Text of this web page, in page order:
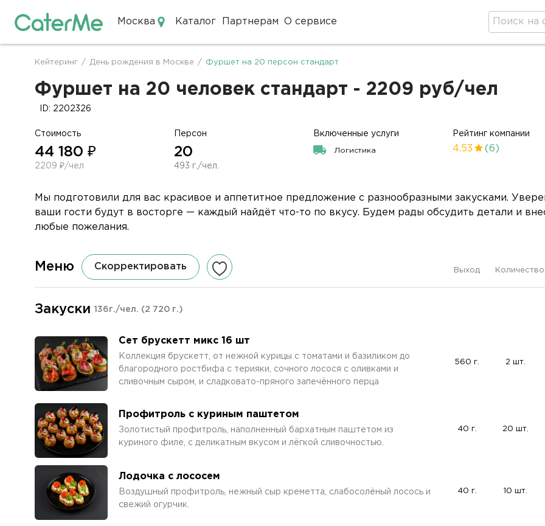
Москва Каталог Партнерам О сервисе
Строка
навигации
Кейтеринг / День рождения в Москве / Фуршет на 20 персон стандарт
Фуршет на 20 человек стандарт - 2209 руб/чел
ID: 2202326
Стоимость
44 180 ₽
2209 ₽/чел
Персон
20
493 г./чел.
Включенные услуги
Логистика
Рейтинг компании
4.53 (6)
Мы подготовили для вас красивое и аппетитное предложение с разнообразными закусками.
ваши гости будут в восторге — каждый найдёт что-то по вкусу. Будем рады обсудить детали и
любые пожелания.
Меню Скорректировать Выход Количество
Закуски 136г./чел. (2 720 г.)
Сет брускетт микс 16 шт
Коллекция брускетт, от нежной курицы с томатами и базиликом до
благородного ростбифа с терияки, сочного лосося с оливками и
сливочным сыром, и сладковато-пряного запечённого перца
560 г. 2 шт.
Профитроль с куриным паштетом
Золотистый профитроль, наполненный бархатным паштетом из
куриного филе, с деликатным вкусом и лёгкой сливочностью.
40 г. 20 шт.
Лодочка с лососем
Воздушный профитроль, нежный сыр креметта, слабосолёный лосось и
свежий огурчик.
40 г. 10 шт.